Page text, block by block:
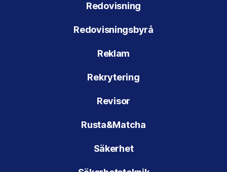
Redovisning
Redovisningsbyrå
Reklam
Rekrytering
Revisor
Rusta&Matcha
Säkerhet